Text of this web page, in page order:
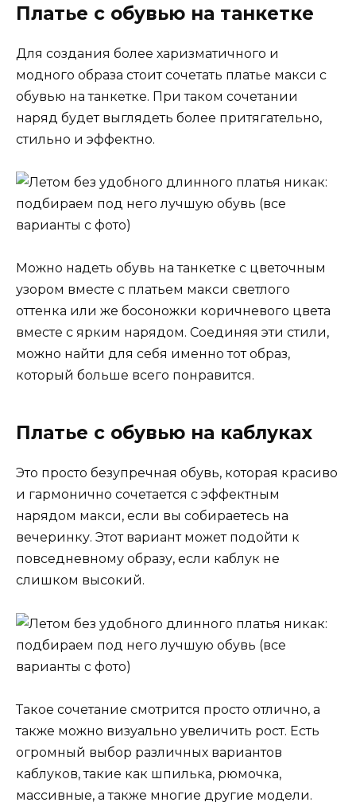
Платье с обувью на танкетке
Для создания более харизматичного и
модного образа стоит сочетать платье макси с
обувью на танкетке. При таком сочетании
наряд будет выглядеть более притягательно,
стильно и эффектно.
Можно надеть обувь на танкетке с цветочным
узором вместе с платьем макси светлого
оттенка или же босоножки коричневого цвета
вместе с ярким нарядом. Соединяя эти стили,
можно найти для себя именно тот образ,
который больше всего понравится.
Платье с обувью на каблуках
Это просто безупречная обувь, которая красиво
и гармонично сочетается с эффектным
нарядом макси, если вы собираетесь на
вечеринку. Этот вариант может подойти к
повседневному образу, если каблук не
слишком высокий.
Такое сочетание смотрится просто отлично, а
также можно визуально увеличить рост. Есть
огромный выбор различных вариантов
каблуков, такие как шпилька, рюмочка,
массивные, а также многие другие модели.